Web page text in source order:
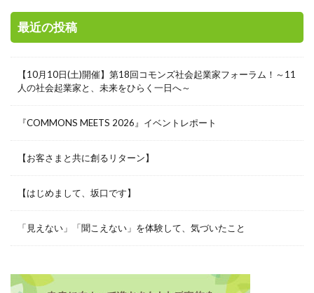
最近の投稿
【10月10日(土)開催】第18回コモンズ社会起業家フォーラム！～11
人の社会起業家と、未来をひらく一日へ～
『COMMONS MEETS 2026』イベントレポート
【お客さまと共に創るリターン】
【はじめまして、坂口です】
「見えない」「聞こえない」を体験して、気づいたこと